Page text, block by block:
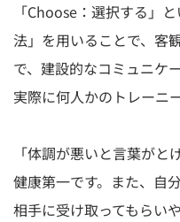
「Choose：選択する」
法」を用いることで、客
で、建設的なコミュニケ
実際に何人かのトレーニ
「体調が悪いと言葉が
健康第一です。また、自
相手に受け取ってもらい